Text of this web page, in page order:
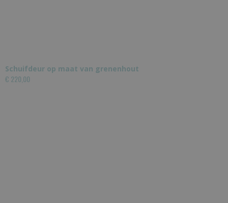
Schuifdeur op maat van grenenhout
€ 220,00